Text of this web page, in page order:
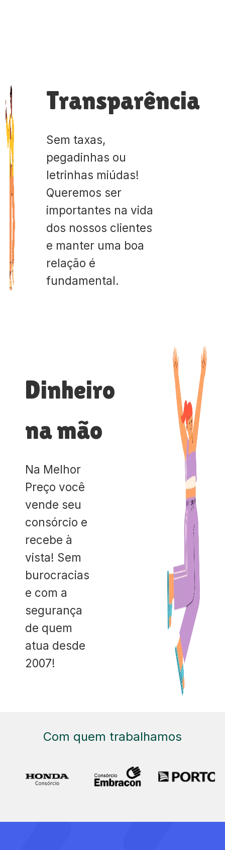
Transparência
Sem taxas,
pegadinhas ou
letrinhas miúdas!
Queremos ser
importantes na vida
dos nossos clientes
e manter uma boa
relação é
fundamental.
Dinheiro
na mão
Na Melhor
Preço você
vende seu
consórcio e
recebe à
vista! Sem
burocracias
e com a
segurança
de quem
atua desde
2007!
Com quem trabalhamos